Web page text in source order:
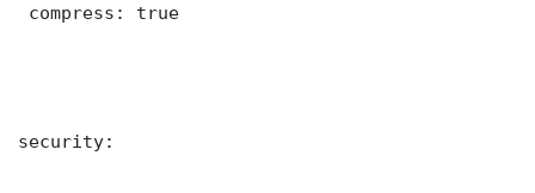
compress: true
security: